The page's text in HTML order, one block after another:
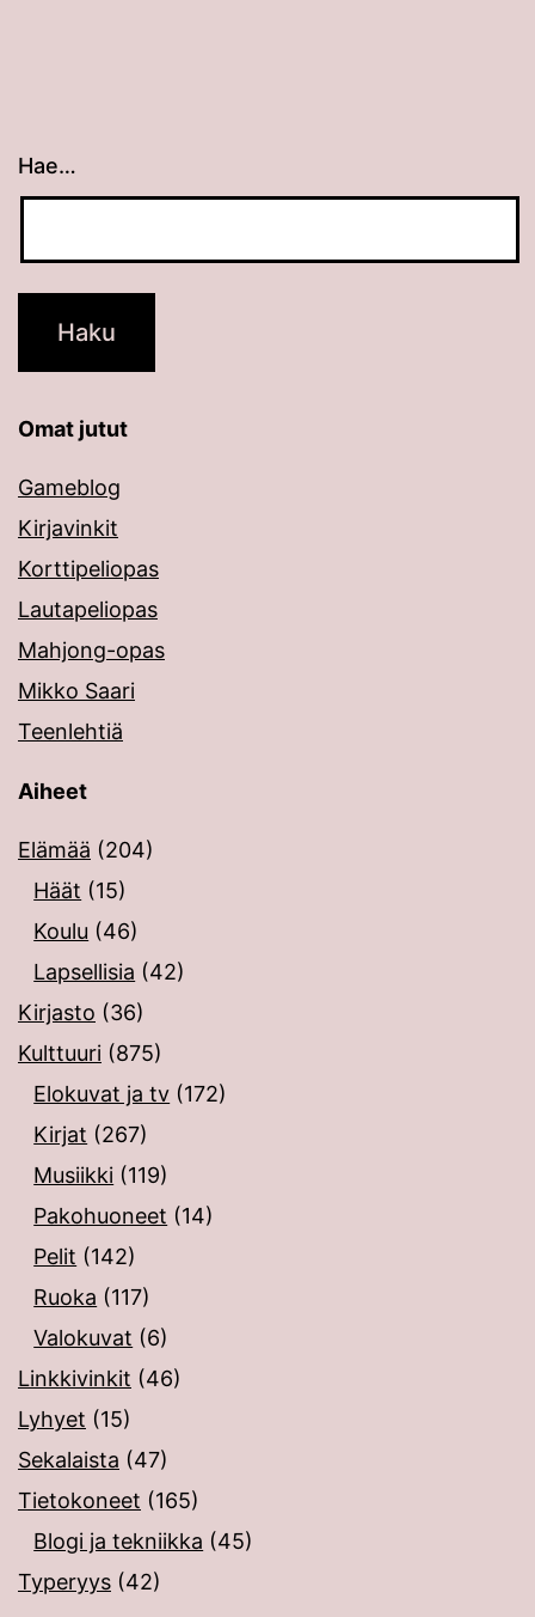
Hae…
Kun tuloksia tulee, voit selata niitä
Omat jutut
Gameblog
Kirjavinkit
Korttipeliopas
Lautapeliopas
Mahjong-opas
Mikko Saari
Teenlehtiä
Aiheet
Elämää (204)
Häät (15)
Koulu (46)
Lapsellisia (42)
Kirjasto (36)
Kulttuuri (875)
Elokuvat ja tv (172)
Kirjat (267)
Musiikki (119)
Pakohuoneet (14)
Pelit (142)
Ruoka (117)
Valokuvat (6)
Linkkivinkit (46)
Lyhyet (15)
Sekalaista (47)
Tietokoneet (165)
Blogi ja tekniikka (45)
Typeryys (42)